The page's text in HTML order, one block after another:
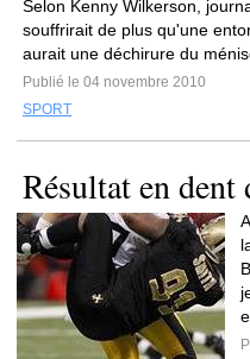
Selon Kenny Wilkerson,
souffrirait de plus qu'une
aurait une déchirure du
Publié le 04 novembre 2010
SPORT
Résultat en dent